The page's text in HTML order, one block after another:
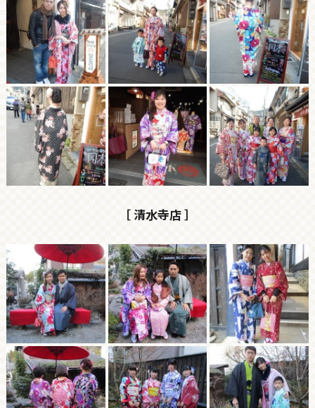
［ 清水寺店 ］